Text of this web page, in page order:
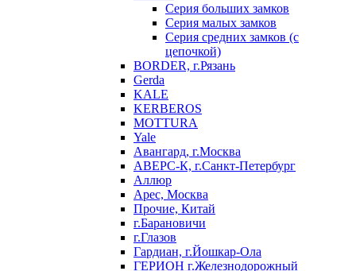
Серия больших замков
Серия малых замков
Серия средних замков (с
цепочкой)
BORDER, г.Рязань
Gerda
KALE
KERBEROS
MOTTURA
Yale
Авангард, г.Москва
АВЕРС-К, г.Санкт-Петербург
Аллюр
Арес, Москва
Прочие, Китай
г.Барановичи
г.Глазов
Гардиан, г.Йошкар-Ола
ГЕРИОН г.Железнодорожный